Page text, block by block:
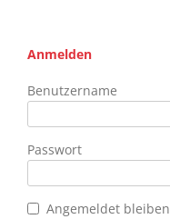
Anmelden
Benutzername
Passwort
Angemeldet bleiben